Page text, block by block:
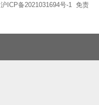
沪ICP备2021031694号-1
免责